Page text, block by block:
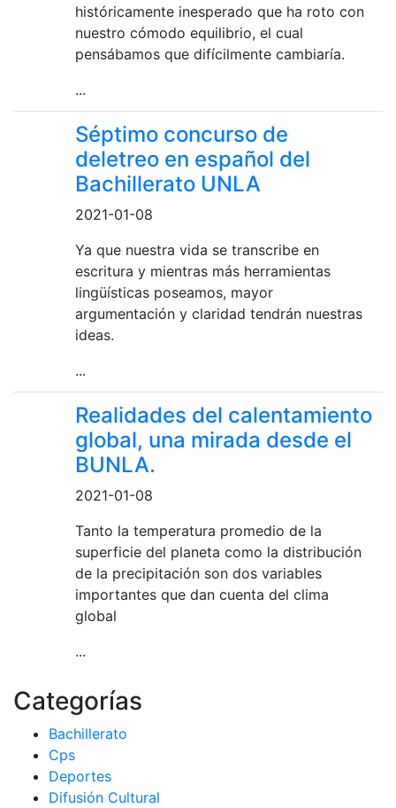
históricamente inesperado que ha roto con
nuestro cómodo equilibrio, el cual
pensábamos que difícilmente cambiaría.
...
Séptimo concurso de
deletreo en español del
Bachillerato UNLA
2021-01-08
Ya que nuestra vida se transcribe en
escritura y mientras más herramientas
lingüísticas poseamos, mayor
argumentación y claridad tendrán nuestras
ideas.
...
Realidades del calentamiento
global, una mirada desde el
BUNLA.
2021-01-08
Tanto la temperatura promedio de la
superficie del planeta como la distribución
de la precipitación son dos variables
importantes que dan cuenta del clima
global
...
Categorías
Bachillerato
Cps
Deportes
Difusión Cultural